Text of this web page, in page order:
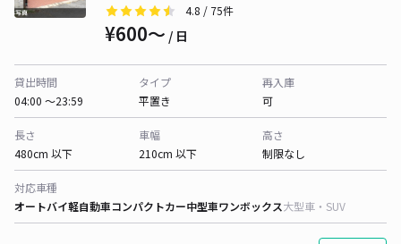
4.8 / 75件
¥600〜 / 日
貸出時間
04:00 〜23:59
タイプ
平置き
再入庫
可
長さ
480cm 以下
車幅
210cm 以下
高さ
制限なし
対応車種
オートバイ軽自動車コンパクトカー中型車ワンボックス大型車・SUV